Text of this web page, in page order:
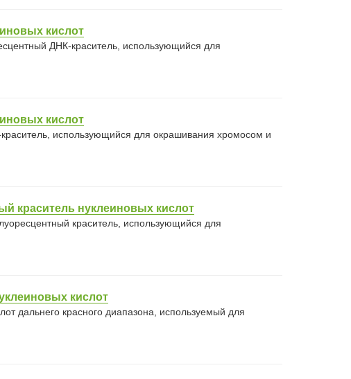
кислот
ДНК-краситель, использующийся для
кислот
использующийся для окрашивания хромосом и
краситель нуклеиновых кислот
краситель, использующийся для
кислот
дальнего красного диапазона, используемый для